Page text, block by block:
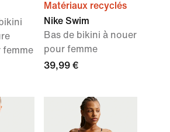
femme
Matériaux recyclés
Nike Swim
Bas de bikini à nouer
pour femme
39,99 €